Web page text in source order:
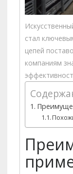
стал
цепей
компаниям